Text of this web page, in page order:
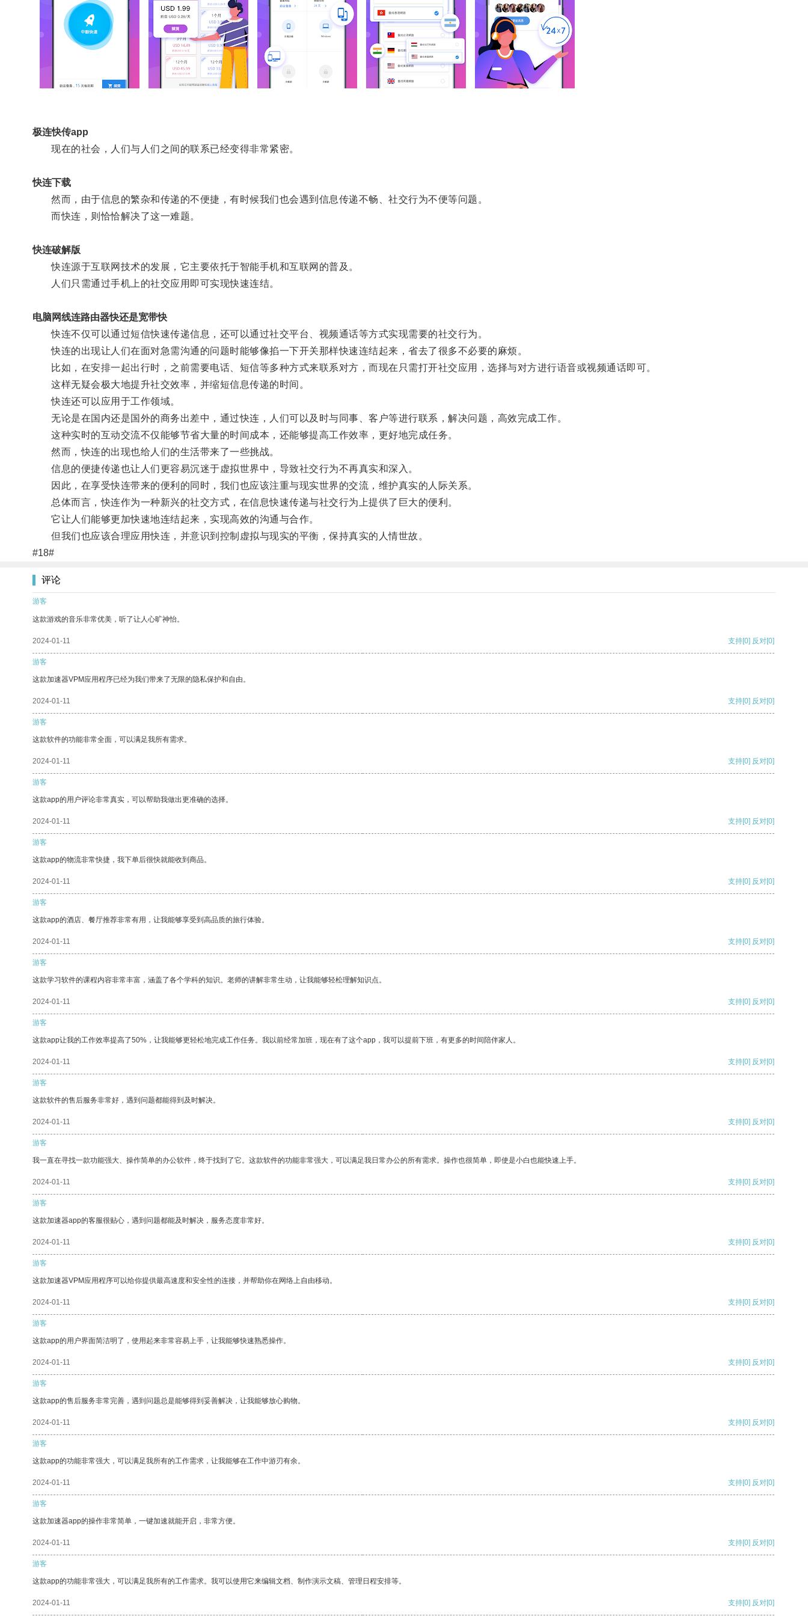
极连快传app
现在的社会，人们与人们之间的联系已经变得非常紧密。
快连下载
然而，由于信息的繁杂和传递的不便捷，有时候我们也会遇到信息传递不畅、社交行为不便等问题。
而快连，则恰恰解决了这一难题。
快连破解版
快连源于互联网技术的发展，它主要依托于智能手机和互联网的普及。
人们只需通过手机上的社交应用即可实现快速连结。
电脑网线连路由器快还是宽带快
快连不仅可以通过短信快速传递信息，还可以通过社交平台、视频通话等方式实现需要的社交行为。
快连的出现让人们在面对急需沟通的问题时能够像掐一下开关那样快速连结起来，省去了很多不必要的麻烦。
比如，在安排一起出行时，之前需要电话、短信等多种方式来联系对方，而现在只需打开社交应用，选择与对方进行语音或视频通话即可。
这样无疑会极大地提升社交效率，并缩短信息传递的时间。
快连还可以应用于工作领域。
无论是在国内还是国外的商务出差中，通过快连，人们可以及时与同事、客户等进行联系，解决问题，高效完成工作。
这种实时的互动交流不仅能够节省大量的时间成本，还能够提高工作效率，更好地完成任务。
然而，快连的出现也给人们的生活带来了一些挑战。
信息的便捷传递也让人们更容易沉迷于虚拟世界中，导致社交行为不再真实和深入。
因此，在享受快连带来的便利的同时，我们也应该注重与现实世界的交流，维护真实的人际关系。
总体而言，快连作为一种新兴的社交方式，在信息快速传递与社交行为上提供了巨大的便利。
它让人们能够更加快速地连结起来，实现高效的沟通与合作。
但我们也应该合理应用快连，并意识到控制虚拟与现实的平衡，保持真实的人情世故。
#18#
评论
游客
这款游戏的音乐非常优美，听了让人心旷神怡。
2024-01-11 支持[0] 反对[0]
游客
这款加速器VPM应用程序已经为我们带来了无限的隐私保护和自由。
2024-01-11 支持[0] 反对[0]
游客
这款软件的功能非常全面，可以满足我所有需求。
2024-01-11 支持[0] 反对[0]
游客
这款app的用户评论非常真实，可以帮助我做出更准确的选择。
2024-01-11 支持[0] 反对[0]
游客
这款app的物流非常快捷，我下单后很快就能收到商品。
2024-01-11 支持[0] 反对[0]
游客
这款app的酒店、餐厅推荐非常有用，让我能够享受到高品质的旅行体验。
2024-01-11 支持[0] 反对[0]
游客
这款学习软件的课程内容非常丰富，涵盖了各个学科的知识。老师的讲解非常生动，让我能够轻松理解知识点。
2024-01-11 支持[0] 反对[0]
游客
这款app让我的工作效率提高了50%，让我能够更轻松地完成工作任务。我以前经常加班，现在有了这个app，我可以提前下班，有更多的时间陪伴家人。
2024-01-11 支持[0] 反对[0]
游客
这款软件的售后服务非常好，遇到问题都能得到及时解决。
2024-01-11 支持[0] 反对[0]
游客
我一直在寻找一款功能强大、操作简单的办公软件，终于找到了它。这款软件的功能非常强大，可以满足我日常办公的所有需求。操作也很简单，即使是小白也能快速上手。
2024-01-11 支持[0] 反对[0]
游客
这款加速器app的客服很贴心，遇到问题都能及时解决，服务态度非常好。
2024-01-11 支持[0] 反对[0]
游客
这款加速器VPM应用程序可以给你提供最高速度和安全性的连接，并帮助你在网络上自由移动。
2024-01-11 支持[0] 反对[0]
游客
这款app的用户界面简洁明了，使用起来非常容易上手，让我能够快速熟悉操作。
2024-01-11 支持[0] 反对[0]
游客
这款app的售后服务非常完善，遇到问题总是能够得到妥善解决，让我能够放心购物。
2024-01-11 支持[0] 反对[0]
游客
这款app的功能非常强大，可以满足我所有的工作需求，让我能够在工作中游刃有余。
2024-01-11 支持[0] 反对[0]
游客
这款加速器app的操作非常简单，一键加速就能开启，非常方便。
2024-01-11 支持[0] 反对[0]
游客
这款app的功能非常强大，可以满足我所有的工作需求。我可以使用它来编辑文档、制作演示文稿、管理日程安排等。
2024-01-11 支持[0] 反对[0]